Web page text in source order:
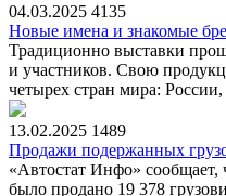
04.03.2025 4135
Новые имена и знакомые
Традиционно выставки
и участников. Свою
четырех стран мира:
13.02.2025 1489
Продажи подержанных
«Автостат Инфо» сообщает,
было продано 19 378